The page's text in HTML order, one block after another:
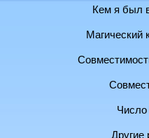
Кем я был
Магический
Число
Другие